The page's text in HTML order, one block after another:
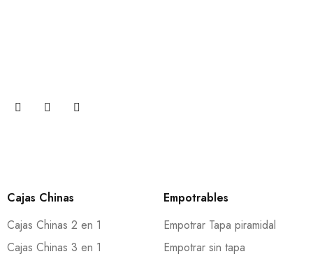
Cajas Chinas
Cajas Chinas 2 en 1
Cajas Chinas 3 en 1
Empotrables
Empotrar Tapa piramidal
Empotrar sin tapa